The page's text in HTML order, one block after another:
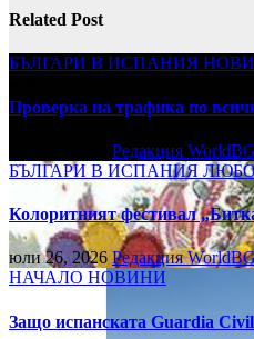
Related Post
БЪЛГАРИ В ИСПАНИЯ
Проверка на трафика по
Редакция
БЪЛГАРИ В ИСПАНИЯ
Колоритният фестивал
юли 26, 2026 Редакция
НАЧАЛО НОВИНИ
Защо испанската Guardia